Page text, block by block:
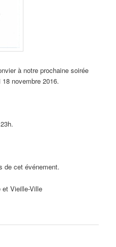
à notre prochaine soirée
novembre 2016.
de cet événement.
et Vieille-Ville